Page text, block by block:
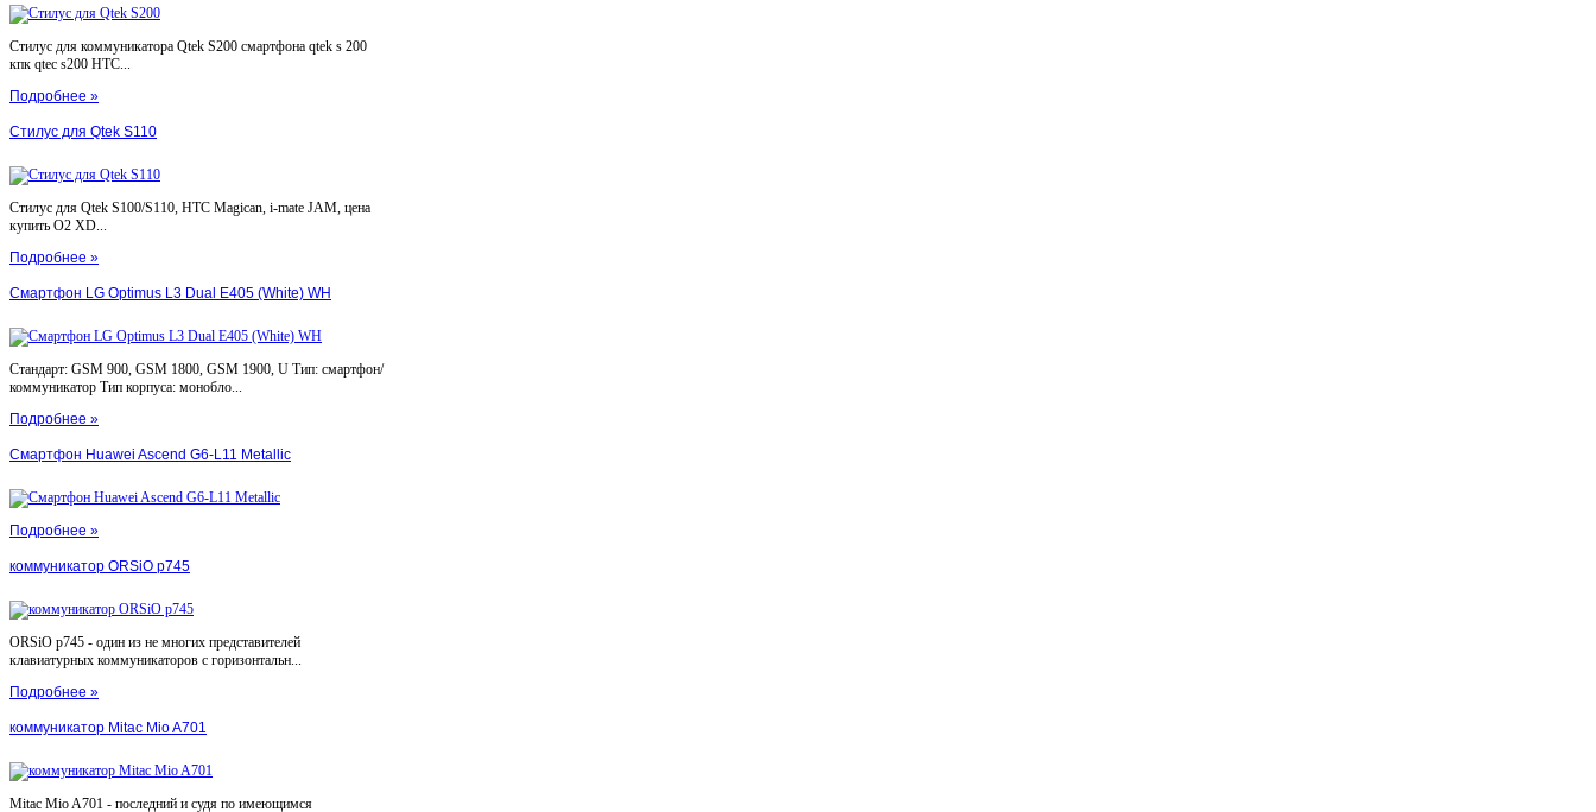
Стилус для коммуникатора Qtek S200 смартфона qtek s 200
кпк qtec s200 HTC...
Подробнее »
Стилус для Qtek S110
Стилус для Qtek S100/S110, HTC Magican, i-mate JAM, цена
купить O2 XD...
Подробнее »
Смартфон LG Optimus L3 Dual E405 (White) WH
Стандарт: GSM 900, GSM 1800, GSM 1900, U Тип: смартфон/
коммуникатор Тип корпуса: монобло...
Подробнее »
Смартфон Huawei Ascend G6-L11 Metallic
Подробнее »
коммуникатор ORSiO p745
ORSiO p745 - один из не многих представителей
клавиатурных коммуникаторов с горизонтальн...
Подробнее »
коммуникатор Mitac Mio A701
Mitac Mio A701 - последний и судя по имеющимся